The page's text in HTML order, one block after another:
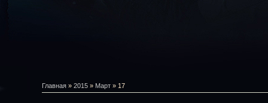
Главная » 2015 » Март » 17